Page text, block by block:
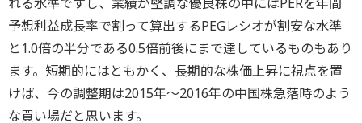
予想利益成長率で割って算出するPEGレシオが割安な水準
と1.0倍の半分である0.5倍前後にまで達しているものもあり
ます。短期的にはともかく、長期的な株価上昇に視点を置
けば、今の調整期は2015年～2016年の中国株急落時のよう
な買い場だと思います。